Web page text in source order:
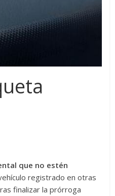
que no estén
registrado en otras
finalizar la prórroga